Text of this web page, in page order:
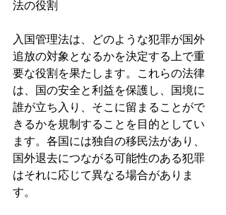
法の役割
入国管理法は、どのような犯罪が国外
追放の対象となるかを決定する上で重
要な役割を果たします。これらの法律
は、国の安全と利益を保護し、国境に
誰が立ち入り、そこに留まることがで
きるかを規制することを目的としてい
ます。各国には独自の移民法があり、
国外退去につながる可能性のある犯罪
はそれに応じて異なる場合がありま
す。